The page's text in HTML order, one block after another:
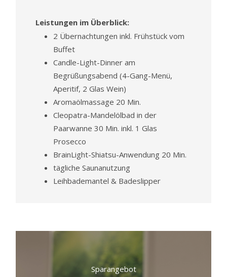
Leistungen im Überblick:
2 Übernachtungen inkl. Frühstück vom
Buffet
Candle-Light-Dinner am
Begrüßungsabend (4-Gang-Menü,
Aperitif, 2 Glas Wein)
Aromaölmassage 20 Min.
Cleopatra-Mandelölbad in der
Paarwanne 30 Min. inkl. 1 Glas
Prosecco
BrainLight-Shiatsu-Anwendung 20 Min.
tägliche Saunanutzung
Leihbademantel & Badeslipper
Sparangebot